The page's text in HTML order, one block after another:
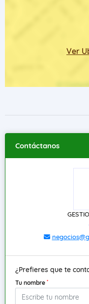
Ver
Contáctanos
¿Prefieres que te
Tu nombre *